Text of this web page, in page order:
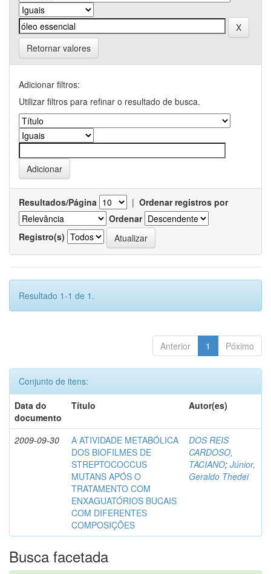
Retornar valores
Adicionar filtros:
Utilizar filtros para refinar o resultado de busca.
Resultados/Página | Ordenar registros por
Ordenar
Registro(s)
Resultado 1-1 de 1.
Anterior 1 Póximo
Conjunto de itens:
Data do
documento
Título Autor(es)
2009-09-30
A ATIVIDADE METABÓLICA
DOS BIOFILMES DE
STREPTOCOCCUS
MUTANS APÓS O
TRATAMENTO COM
ENXAGUATÓRIOS BUCAIS
COM DIFERENTES
COMPOSIÇÕES
DOS REIS
CARDOSO,
TACIANO; Júnior,
Geraldo Thedei
Busca facetada